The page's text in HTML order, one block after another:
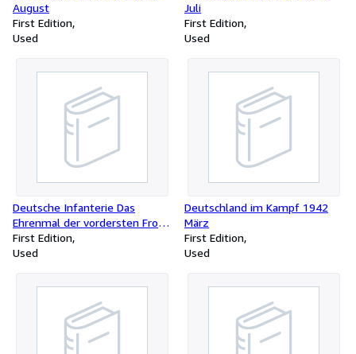
August
First Edition
Used
Juli
First Edition
Used
Deutsche Infanterie Das
Ehrenmal der vordersten Front
1914 - 1918
First Edition
Used
Deutschland im Kampf 1942
März
First Edition
Used